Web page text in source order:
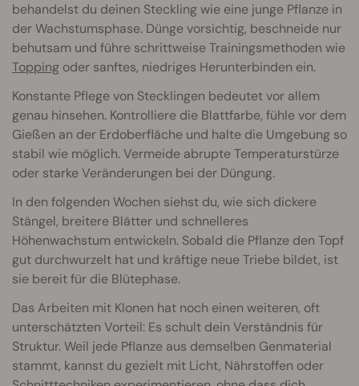
behandelst du deinen Steckling wie eine junge Pflanze in
der Wachstumsphase. Dünge vorsichtig, beschneide nur
behutsam und führe schrittweise Trainingsmethoden wie
Topping oder sanftes, niedriges Herunterbinden ein.
Konstante Pflege von Stecklingen bedeutet vor allem
genau hinsehen. Kontrolliere die Blattfarbe, fühle vor dem
Gießen an der Erdoberfläche und halte die Umgebung so
stabil wie möglich. Vermeide abrupte Temperaturstürze
oder starke Veränderungen bei der Düngung.
In den folgenden Wochen siehst du, wie sich dickere
Stängel, breitere Blätter und schnelleres
Höhenwachstum entwickeln. Sobald die Pflanze den Topf
gut durchwurzelt hat und kräftige neue Triebe bildet, ist
sie bereit für die Blütephase.
Das Arbeiten mit Klonen hat noch einen weiteren, oft
unterschätzten Vorteil: Es schult dein Verständnis für
Struktur. Weil jede Pflanze aus demselben Genmaterial
stammt, kannst du gezielt mit Licht, Nährstoffen oder